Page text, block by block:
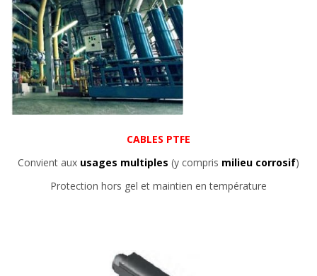
CABLES PTFE
Convient aux usages multiples (y compris milieu corrosif)
Protection hors gel et maintien en température